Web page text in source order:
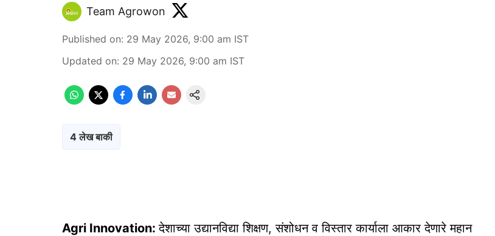
Team Agrowon
Published on: 29 May 2026, 9:00 am IST
Updated on: 29 May 2026, 9:00 am IST
4 लेख बाकी
Agri Innovation:देशाच्या उद्यानविद्या शिक्षण, संशोधन व विस्तार कार्याला आकार देणारे महान